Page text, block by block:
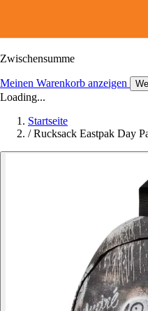
Zwischensumme
Meinen Warenkorb anzeigen
Loading...
Startseite
/ Rucksack Eastpak Day